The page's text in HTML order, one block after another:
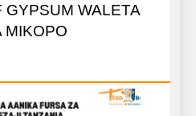
GYPSUM WALETA
MIKOPO